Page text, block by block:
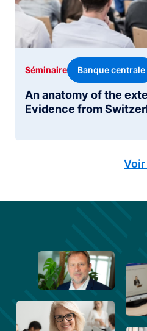
An anatomy of the
Evidence from
Séminaire Banque centrale